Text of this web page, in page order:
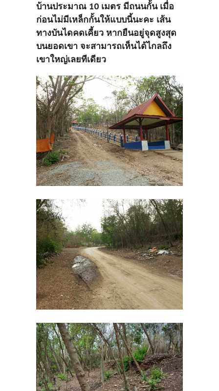
บ้านประมาณ 10 เมตร มีถนนกั้น เมื่อ
ก่อนไม่มีเหล็กกั้นให้แบบนี้นะคะ เส้น
ทางบันไดคดเคี้ยว หากยืนอยู่จุดสูงสุด
บนยอดเขา จะสามารถเห็นได้ไกลถึง
เขาใหญ่เลยทีเดียว